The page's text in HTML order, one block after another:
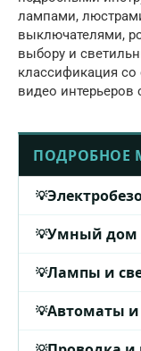
лампами,
выключателями,
выбору и
классификация
видео
ПОДРОБНОЕ
Умный дом
Лампы и
Автоматы